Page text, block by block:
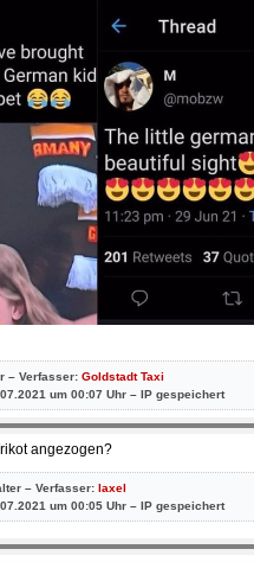
– Verfasser: Goldstadt Taxi
um 00:07 Uhr – IP gespeichert
angezogen?
– Verfasser: laxel
um 00:05 Uhr – IP gespeichert